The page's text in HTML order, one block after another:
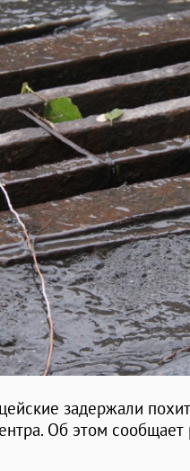
задержали
Об этом сообщает